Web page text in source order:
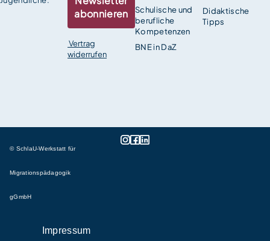
Schulische und
berufliche
Kompetenzen
BNE in DaZ
Didaktische
Tipps
abonnieren
Vertrag
widerrufen
© SchlaU-Werkstatt für
Migrationspädagogik
gGmbH
Impressum